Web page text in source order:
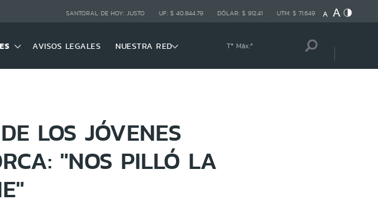
SANTORAL DE HOY: JUSTO UF: $ 40.844,79 DÓLAR: $ 912,41 UTM: $ 71.649
AVISOS LEGALES NUESTRA RED Tª Máx:º
LOS JÓVENES
"NOS PILLÓ LA